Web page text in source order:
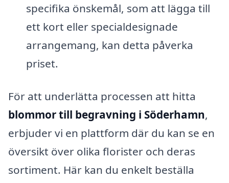
specifika önskemål, som att lägga till
ett kort eller specialdesignade
arrangemang, kan detta påverka
priset.
För att underlätta processen att hitta
blommor till begravning i Söderhamn,
erbjuder vi en plattform där du kan se en
översikt över olika florister och deras
sortiment. Här kan du enkelt beställa